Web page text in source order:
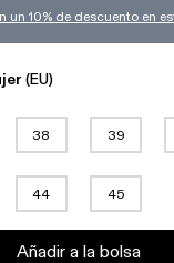
un 10% de descuento en
(EU)
38 39
44 45
Añadir a la bolsa